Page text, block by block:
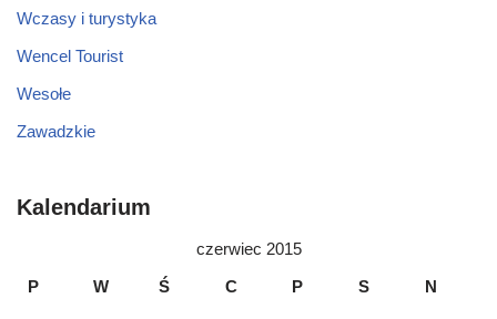
Wczasy i turystyka
Wencel Tourist
Wesołe
Zawadzkie
Kalendarium
czerwiec 2015
P
W Ś C P S N